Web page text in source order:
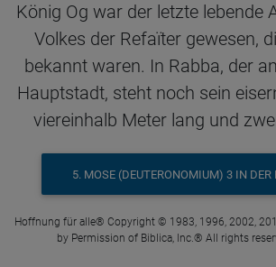
König Og war der letzte lebende
Volkes der Refaïter gewesen,
bekannt waren. In Rabba, der
Hauptstadt, steht noch sein
viereinhalb Meter lang und
5. MOSE (DEUTERONOMIUM) 3 IN DER
Hoffnung für alle® Copyright © 1983, 1996, 2002,
by Permission of Biblica, Inc.® All rights